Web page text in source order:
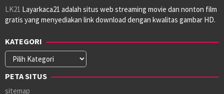
LK21 Layarkaca21 adalah situs web streaming movie dan nonton film
gratis yang menyediakan link download dengan kwalitas gambar HD.
KATEGORI
Kategori
PETA SITUS
sitemap